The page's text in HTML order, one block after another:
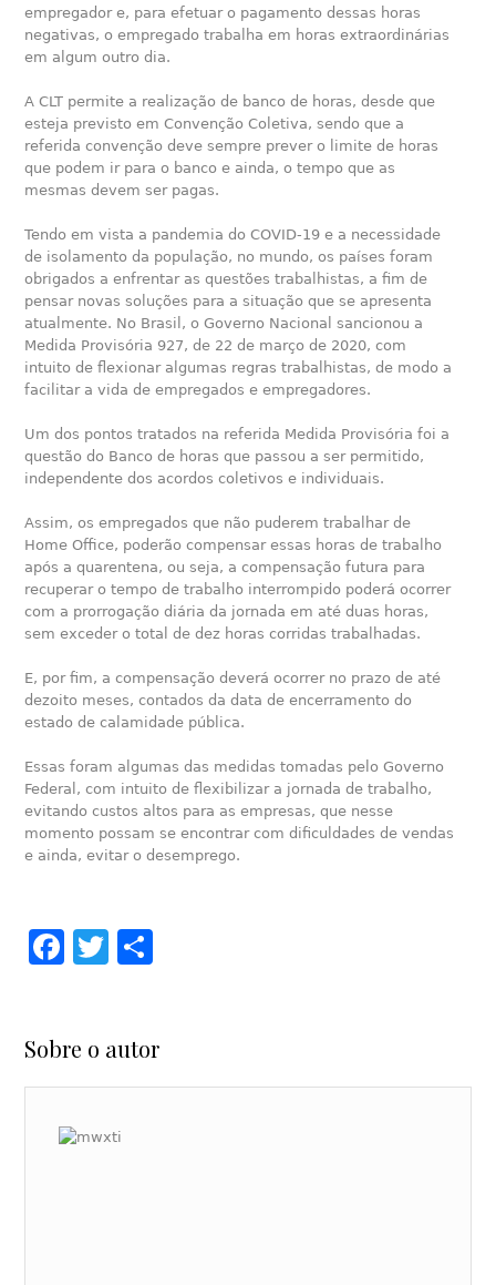
empregador e, para efetuar o pagamento dessas horas
negativas, o empregado trabalha em horas extraordinárias
em algum outro dia.
A CLT permite a realização de banco de horas, desde que
esteja previsto em Convenção Coletiva, sendo que a
referida convenção deve sempre prever o limite de horas
que podem ir para o banco e ainda, o tempo que as
mesmas devem ser pagas.
Tendo em vista a pandemia do COVID-19 e a necessidade
de isolamento da população, no mundo, os países foram
obrigados a enfrentar as questões trabalhistas, a fim de
pensar novas soluções para a situação que se apresenta
atualmente. No Brasil, o Governo Nacional sancionou a
Medida Provisória 927, de 22 de março de 2020, com
intuito de flexionar algumas regras trabalhistas, de modo a
facilitar a vida de empregados e empregadores.
Um dos pontos tratados na referida Medida Provisória foi a
questão do Banco de horas que passou a ser permitido,
independente dos acordos coletivos e individuais.
Assim, os empregados que não puderem trabalhar de
Home Office, poderão compensar essas horas de trabalho
após a quarentena, ou seja, a compensação futura para
recuperar o tempo de trabalho interrompido poderá ocorrer
com a prorrogação diária da jornada em até duas horas,
sem exceder o total de dez horas corridas trabalhadas.
E, por fim, a compensação deverá ocorrer no prazo de até
dezoito meses, contados da data de encerramento do
estado de calamidade pública.
Essas foram algumas das medidas tomadas pelo Governo
Federal, com intuito de flexibilizar a jornada de trabalho,
evitando custos altos para as empresas, que nesse
momento possam se encontrar com dificuldades de vendas
e ainda, evitar o desemprego.
Facebook
Twitter
Sobre o autor